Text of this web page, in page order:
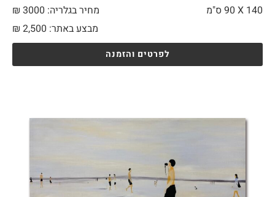
140 X
מחיר בגלריה: 3000 ₪
מבצע באתר:
₪ 2,500
לפרטים והזמנה